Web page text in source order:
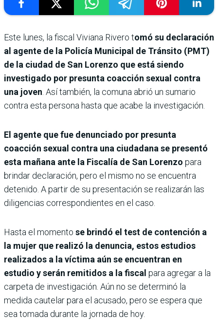
Este lunes, la fiscal Viviana Rivero tomó su declaración
al agente de la Policía Municipal de Tránsito (PMT)
de la ciudad de San Lorenzo que está siendo
investigado por presunta coacción sexual contra
una joven . Así también, la comuna abrió un sumario
contra esta persona hasta que acabe la investigación.
El agente que fue denunciado por presunta
coacción sexual contra una ciudadana se presentó
esta mañana ante la Fiscalía de San Lorenzo para
brindar declaración, pero el mismo no se encuentra
detenido. A partir de su presentación se realizarán las
diligencias correspondientes en el caso.
Hasta el momento se brindó el test de contención a
la mujer que realizó la denuncia, estos estudios
realizados a la víctima aún se encuentran en
estudio y serán remitidos a la fiscal para agregar a la
carpeta de investigación. Aún no se determinó la
medida cautelar para el acusado, pero se espera que
sea tomada durante la jornada de hoy.